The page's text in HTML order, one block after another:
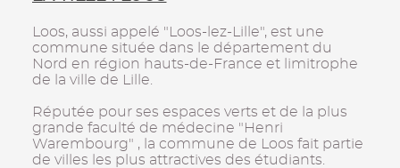
Loos, aussi appelé "Loos-lez-Lille", est une
commune située dans le département du
Nord en région hauts-de-France et limitrophe
de la ville de Lille.
Réputée pour ses espaces verts et de la plus
grande faculté de médecine "Henri
Warembourg" , la commune de Loos fait partie
de villes les plus attractives des étudiants.